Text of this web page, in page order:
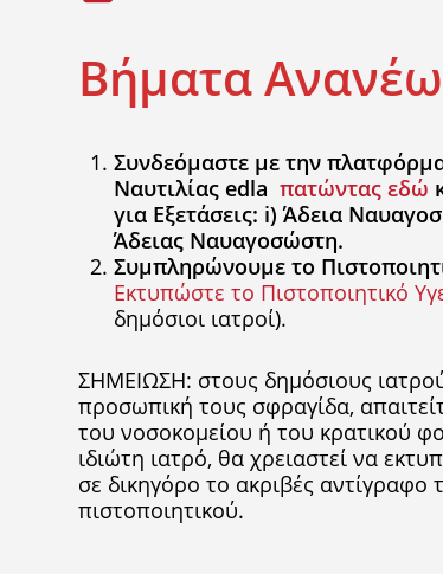
Βήματα
Συνδεόμαστε με την
Ναυτιλίας edlaπατώντας εδώ
για Εξετάσεις: i) Άδεια
Άδειας Ναυαγοσώστη.
Συμπληρώνουμε το
Εκτυπώστε το Πιστοποιητικό
δημόσιοι ιατροί).
ΣΗΜΕΙΩΣΗ: στους δημόσιους
προσωπική τους σφραγίδα,
του νοσοκομείου ή του κρατικού
ιδιώτη ιατρό, θα χρειαστεί να
σε δικηγόρο το ακριβές
πιστοποιητικού.